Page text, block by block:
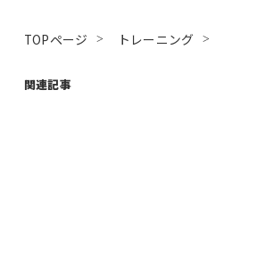
TOPページ トレーニング
関連記事